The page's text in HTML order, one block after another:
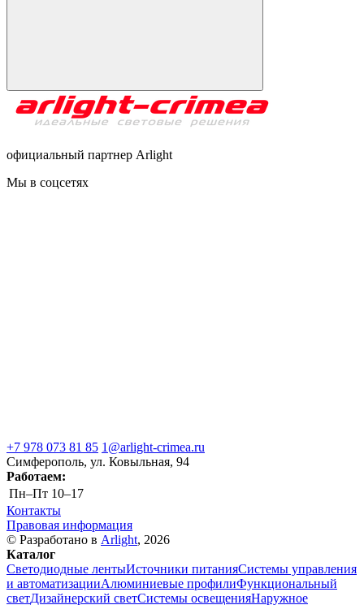
официальный партнер Arlight
Мы в соцсетях
+7 978 073 81 85 1@arlight-crimea.ru
Симферополь, ул. Ковыльная, 94
Работаем:
Пн–Пт 10–17
Контакты
Правовая информация
© Разработано в Arlight, 2026
Каталог
Светодиодные лентыИсточники питанияСистемы управления
и автоматизацииАлюминиевые профилиФункциональный
светДизайнерский светСистемы освещенияНаружное